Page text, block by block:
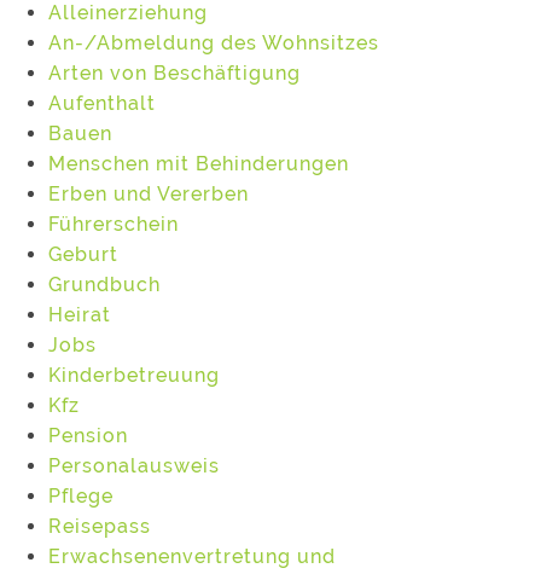
Alleinerziehung
An-/Abmeldung des Wohnsitzes
Arten von Beschäftigung
Aufenthalt
Bauen
Menschen mit Behinderungen
Erben und Vererben
Führerschein
Geburt
Grundbuch
Heirat
Jobs
Kinderbetreuung
Kfz
Pension
Personalausweis
Pflege
Reisepass
Erwachsenenvertretung und